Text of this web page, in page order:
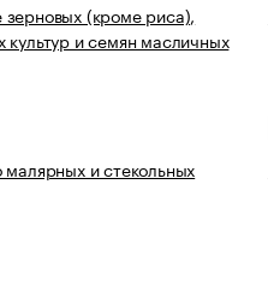
(кроме риса),
культур и семян масличных
малярных и стекольных